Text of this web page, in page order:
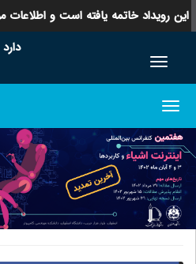
این رویداد خاتمه یافته است و اطلاعات
دارد